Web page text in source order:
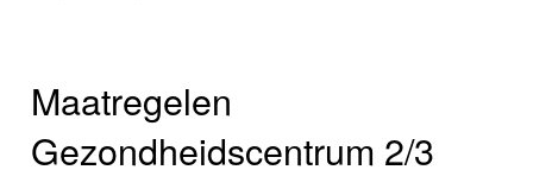
Maatregelen
Gezondheidscentrum 2/3